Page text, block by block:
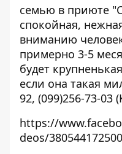
семью в приюте
спокойная,
вниманию
примерно 3-5
будет
если она такая
92, (099)256-73-03 (
https://
deos/